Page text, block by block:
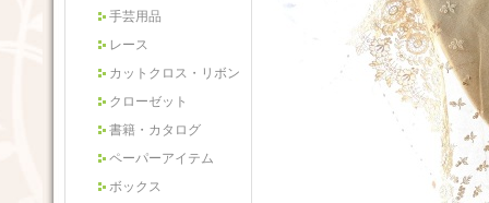
手芸用品
レース
カットクロス・リボン
クローゼット
書籍・カタログ
ペーパーアイテム
ボックス